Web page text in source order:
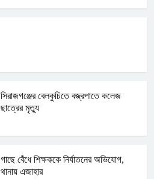
সিরাজগঞ্জের বেলকুচিতে বজ্রপাতে কলেজ
ছাত্রের মৃত্যু
গাছে বেঁধে শিক্ষককে নির্যাতনের অভিযোগ,
থানায় এজাহার